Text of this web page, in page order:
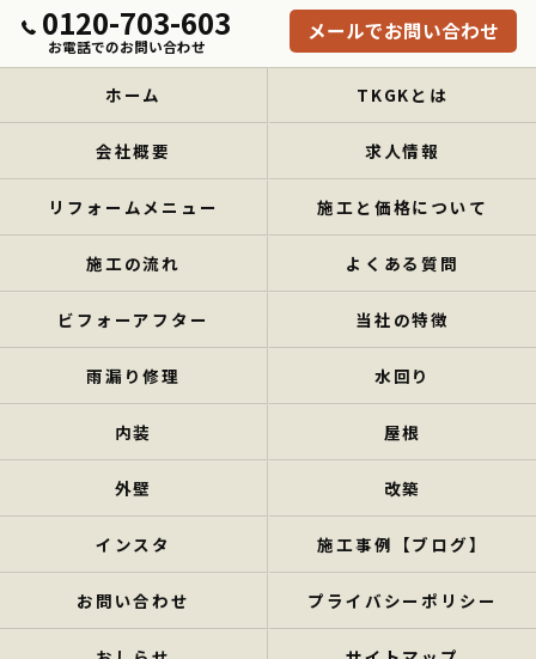
0120-703-603
お電話でのお問い合わせ
メールでお問い合わせ
ホーム TKGKとは
会社概要 求人情報
リフォームメニュー 施工と価格について
施工の流れ よくある質問
ビフォーアフター 当社の特徴
雨漏り修理 水回り
内装 屋根
外壁 改築
インスタ 施工事例【ブログ】
お問い合わせ プライバシーポリシー